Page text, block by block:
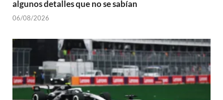
algunos detalles que no se sabían
06/08/2026